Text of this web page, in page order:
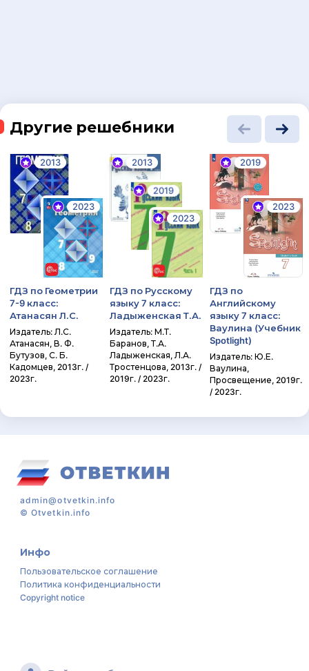
Другие решебники
2013
2023
ГДЗ по Геометрии
7-9 класс:
Атанасян Л.С.
Издатель: Л.С.
Атанасян, В. Ф.
Бутузов, С. Б.
Кадомцев, 2013г. /
2023г.
2013
2019
2023
ГДЗ по Русскому
языку 7 класс:
Ладыженская Т.А.
Издатель: М.Т.
Баранов, Т.А.
Ладыженская, Л.А.
Тростенцова, 2013г. /
2019г. / 2023г.
2019
2023
ГДЗ по
Английскому
языку 7 класс:
Ваулина (Учебник
Spotlight)
Издатель: Ю.Е.
Ваулина,
Просвещение, 2019г.
/ 2023г.
admin@otvetkin.info
©Otvetkin.info
Инфо
Пользовательское соглашение
Политика конфиденциальности
Copyright notice